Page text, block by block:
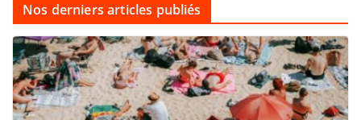
Nos derniers articles publiés